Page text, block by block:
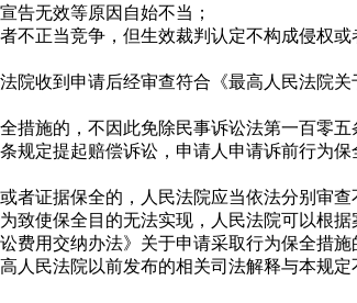
无效等原因自始不当；
正当竞争，但生效裁判认定不构成侵权或
收到申请后经审查符合《最高人民法院
施的，不因此免除民事诉讼法第一百零五
定提起赔偿诉讼，申请人申请诉前行为保
证据保全的，人民法院应当依法分别审查
使保全目的无法实现，人民法院可以根据
用交纳办法》关于申请采取行为保全措施
民法院以前发布的相关司法解释与本规定